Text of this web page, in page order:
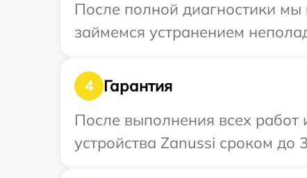
После полной диагностики
займемся устранением
4
Гарантия
После выполнения всех
устройства Zanussi сроком до